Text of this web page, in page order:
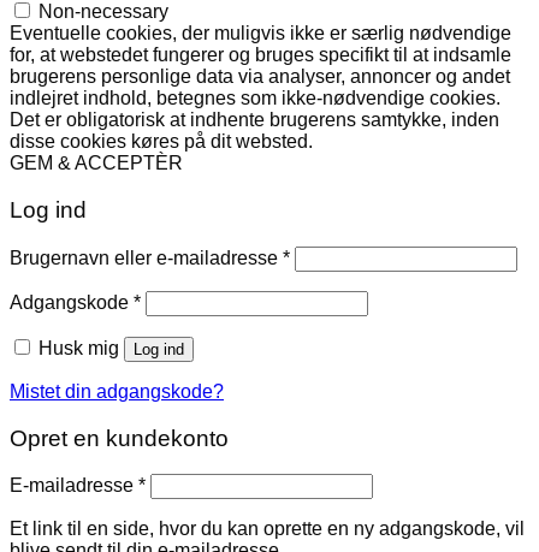
Non-necessary
Eventuelle cookies, der muligvis ikke er særlig nødvendige
for, at webstedet fungerer og bruges specifikt til at indsamle
brugerens personlige data via analyser, annoncer og andet
indlejret indhold, betegnes som ikke-nødvendige cookies.
Det er obligatorisk at indhente brugerens samtykke, inden
disse cookies køres på dit websted.
GEM & ACCEPTÈR
Log ind
Brugernavn eller e-mailadresse *Påkrævet
Adgangskode *Påkrævet
Husk mig Log ind
Mistet din adgangskode?
Opret en kundekonto
E-mailadresse *Påkrævet
Et link til en side, hvor du kan oprette en ny adgangskode, vil